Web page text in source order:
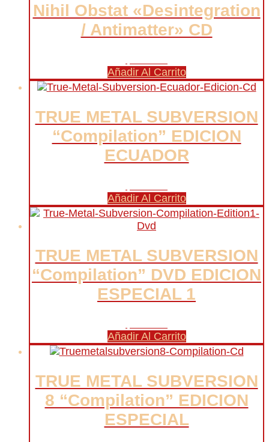
Nihil Obstat «Desintegration
/ Antimatter» CD
Añadir Al Carrito
TRUE METAL SUBVERSION
“Compilation” EDICION
ECUADOR
Añadir Al Carrito
TRUE METAL SUBVERSION
“Compilation” DVD EDICION
ESPECIAL 1
Añadir Al Carrito
TRUE METAL SUBVERSION
8 “Compilation” EDICION
ESPECIAL